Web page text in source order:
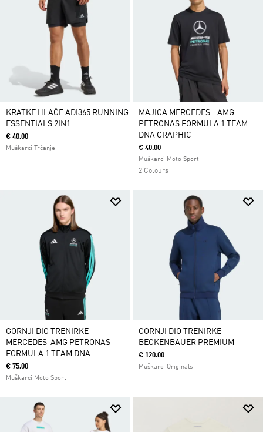
KRATKE HLAČE ADI365 RUNNING
ESSENTIALS 2IN1
€ 40.00
Muškarci Trčanje
MAJICA MERCEDES - AMG
PETRONAS FORMULA 1 TEAM
DNA GRAPHIC
€ 40.00
Muškarci Moto Sport
2 Colours
GORNJI DIO TRENIRKE
MERCEDES-AMG PETRONAS
FORMULA 1 TEAM DNA
€ 75.00
Muškarci Moto Sport
GORNJI DIO TRENIRKE
BECKENBAUER PREMIUM
€ 120.00
Muškarci Originals